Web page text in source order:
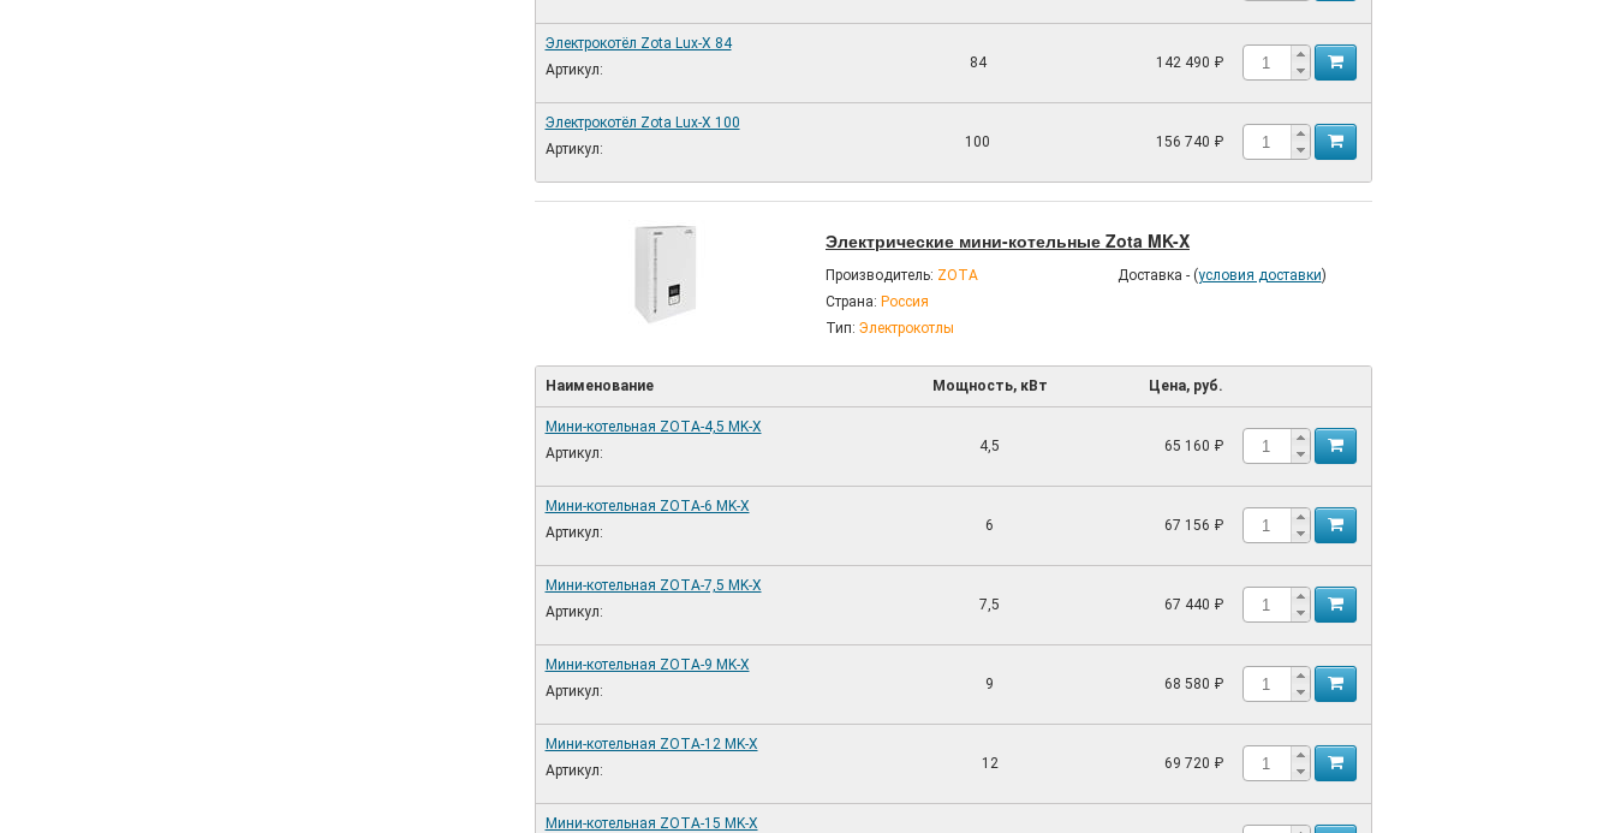
Электрокотёл Zota Lux-X 84
Артикул:
84 142 490 ₽
Электрокотёл Zota Lux-X 100
Артикул:
100 156 740 ₽
Электрические мини-котельные Zota MK-X
Производитель: ZOTA
Страна: Россия
Тип: Электрокотлы
Доставка - (условия доставки)
Наименование Мощность, кВт Цена, руб.
Мини-котельная ZOTA-4,5 MK-X
Артикул:
4,5 65 160 ₽
Мини-котельная ZOTA-6 MK-X
Артикул:
6 67 156 ₽
Мини-котельная ZOTA-7,5 MK-X
Артикул:
7,5 67 440 ₽
Мини-котельная ZOTA-9 MK-X
Артикул:
9 68 580 ₽
Мини-котельная ZOTA-12 MK-X
Артикул:
12 69 720 ₽
Мини-котельная ZOTA-15 MK-X